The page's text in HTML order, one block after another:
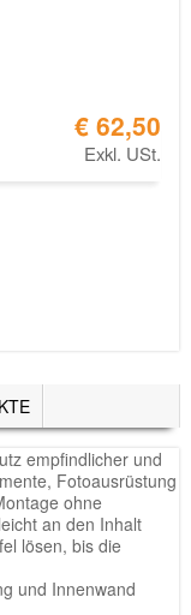
€ 62,50
Exkl. USt.
empfindlicher und
Fotoausrüstung
ohne
an den Inhalt
lösen, bis die
und Innenwand